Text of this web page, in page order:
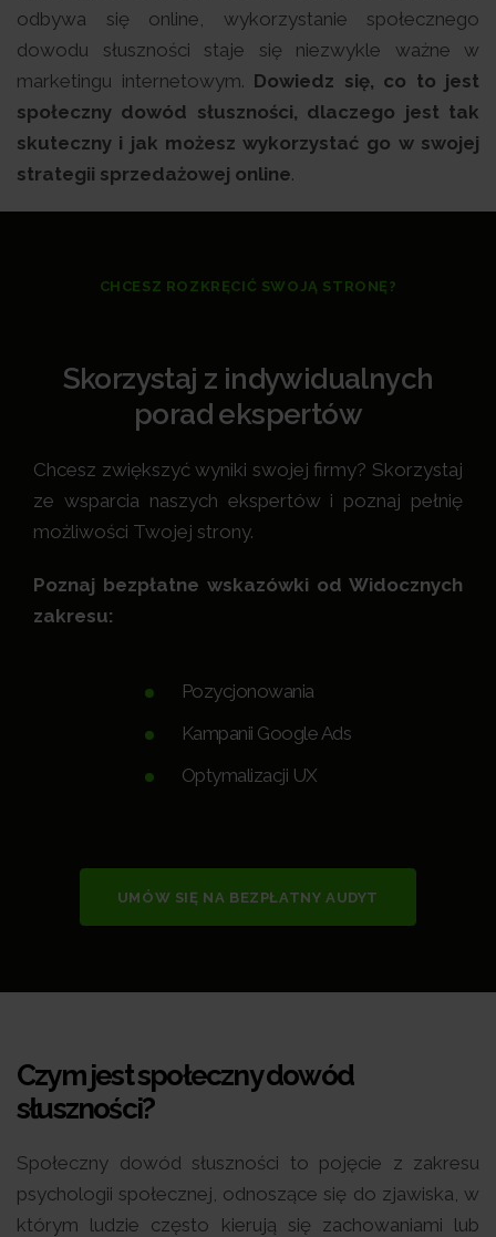
odbywa się online, wykorzystanie społecznego
dowodu słuszności staje się niezwykle ważne w
marketingu internetowym. Dowiedz się, co to jest
społeczny dowód słuszności, dlaczego jest tak
skuteczny i jak możesz wykorzystać go w swojej
strategii sprzedażowej online.
CHCESZ ROZKRĘCIĆ SWOJĄ STRONĘ?
Skorzystaj z indywidualnych
porad ekspertów
Chcesz zwiększyć wyniki swojej firmy? Skorzystaj
ze wsparcia naszych ekspertów i poznaj pełnię
możliwości Twojej strony.
Poznaj bezpłatne wskazówki od Widocznych
zakresu:
Pozycjonowania
Kampanii Google Ads
Optymalizacji UX
UMÓW SIĘ NA BEZPŁATNY AUDYT
Czym jest społeczny dowód
słuszności?
Społeczny dowód słuszności to pojęcie z zakresu
psychologii społecznej, odnoszące się do zjawiska, w
którym ludzie często kierują się zachowaniami lub